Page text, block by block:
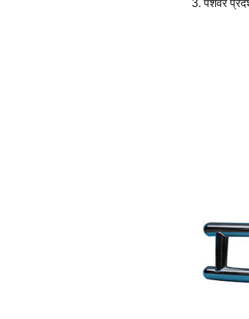
3. पेशेवर